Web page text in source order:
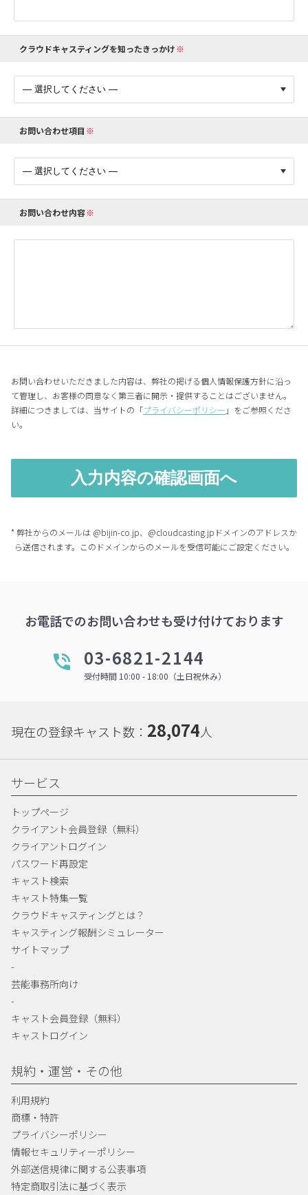
クラウドキャスティングを知ったきっかけ
お問い合わせ項目
お問い合わせ内容
お問い合わせいただきました内容は、弊社の掲げる個人情報保護方針に沿っ
て管理し、お客様の同意なく第三者に開示・提供することはございません。
詳細につきましては、当サイトの「プライバシーポリシー 」をご参照くださ
い。
* 弊社からのメールは @bijin-co.jp、@cloudcasting.jpドメインのアドレスか
ら送信されます。このドメインからのメールを受信可能にご設定ください。
お電話でのお問い合わせも受け付けております
03-6821-2144
受付時間 10:00 - 18:00（土日祝休み）
現在の登録キャスト数： 28,074人
サービス
トップページ
クライアント会員登録（無料）
クライアントログイン
パスワード再設定
キャスト検索
キャスト特集一覧
クラウドキャスティングとは？
キャスティング報酬シミュレーター
サイトマップ
-
芸能事務所向け
-
キャスト会員登録（無料）
キャストログイン
規約・運営・その他
利用規約
商標・特許
プライバシーポリシー
情報セキュリティーポリシー
外部送信規律に関する公表事項
特定商取引法に基づく表示